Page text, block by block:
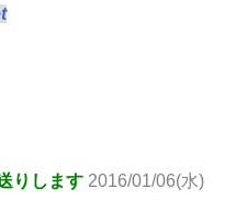
りします 2016/01/06(水)